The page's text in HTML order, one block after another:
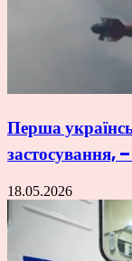
Перша
застосування,
18.05.2026